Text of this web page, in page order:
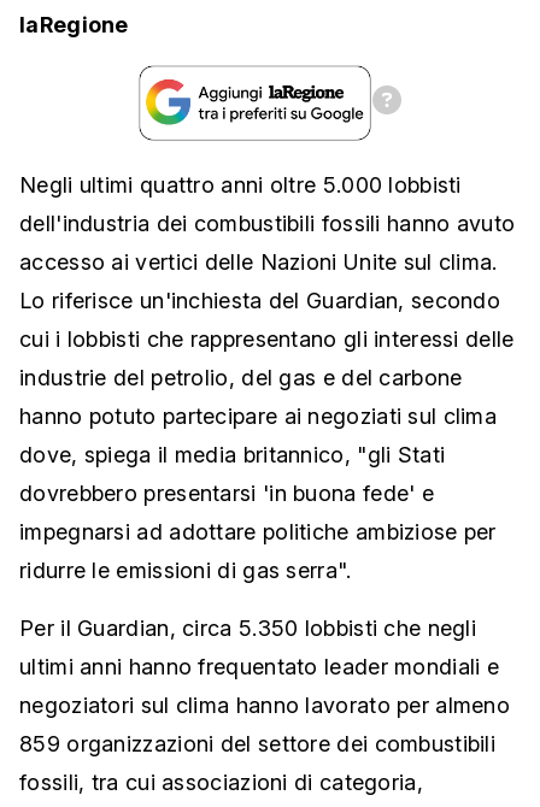
laRegione
Negli ultimi quattro anni oltre 5.000 lobbisti
dell'industria dei combustibili fossili hanno avuto
accesso ai vertici delle Nazioni Unite sul clima.
Lo riferisce un'inchiesta del Guardian, secondo
cui i lobbisti che rappresentano gli interessi delle
industrie del petrolio, del gas e del carbone
hanno potuto partecipare ai negoziati sul clima
dove, spiega il media britannico, "gli Stati
dovrebbero presentarsi 'in buona fede' e
impegnarsi ad adottare politiche ambiziose per
ridurre le emissioni di gas serra".
Per il Guardian, circa 5.350 lobbisti che negli
ultimi anni hanno frequentato leader mondiali e
negoziatori sul clima hanno lavorato per almeno
859 organizzazioni del settore dei combustibili
fossili, tra cui associazioni di categoria,